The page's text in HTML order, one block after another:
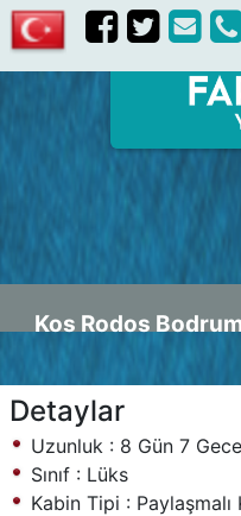
Kos Rodos
Detaylar
Uzunluk : 8 Gün 7 Gece
Sınıf : Lüks
Kabin Tipi : Paylaşmalı